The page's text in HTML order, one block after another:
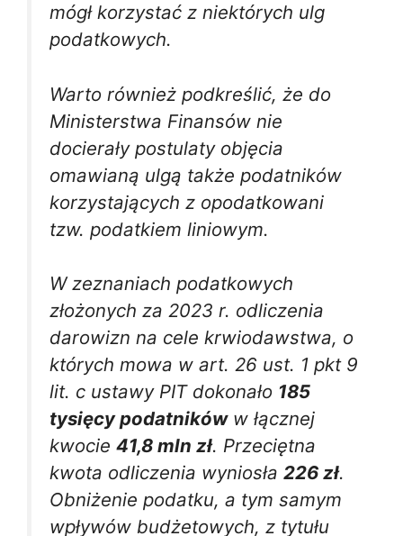
mógł korzystać z niektórych ulg
podatkowych.
Warto również podkreślić, że do
Ministerstwa Finansów nie
docierały postulaty objęcia
omawianą ulgą także podatników
korzystających z opodatkowani
tzw. podatkiem liniowym.
W zeznaniach podatkowych
złożonych za 2023 r. odliczenia
darowizn na cele krwiodawstwa, o
których mowa w art. 26 ust. 1 pkt 9
lit. c ustawy PIT dokonało 185
tysięcy podatnikóww łącznej
kwocie 41,8 mln zł. Przeciętna
kwota odliczenia wyniosła 226 zł.
Obniżenie podatku, a tym samym
wpływów budżetowych, z tytułu